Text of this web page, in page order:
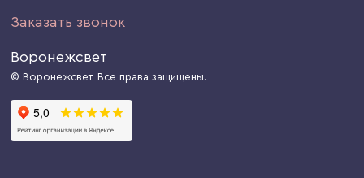
Заказать звонок
Воронежсвет
© Воронежсвет. Все права защищены.